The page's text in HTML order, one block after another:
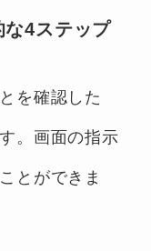
な4ステップ
を確認した
。画面の指示
とができま